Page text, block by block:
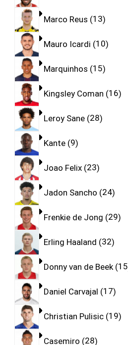
Marco Reus 13
Mauro Icardi 10
Marquinhos 15
Kingsley Coman 16
Leroy Sane 28
Kante 9
Joao Felix 23
Jadon Sancho 24
Frenkie de Jong 29
Erling Haaland 32
Donny van de Beek 15
Daniel Carvajal 17
Christian Pulisic 19
Casemiro 28